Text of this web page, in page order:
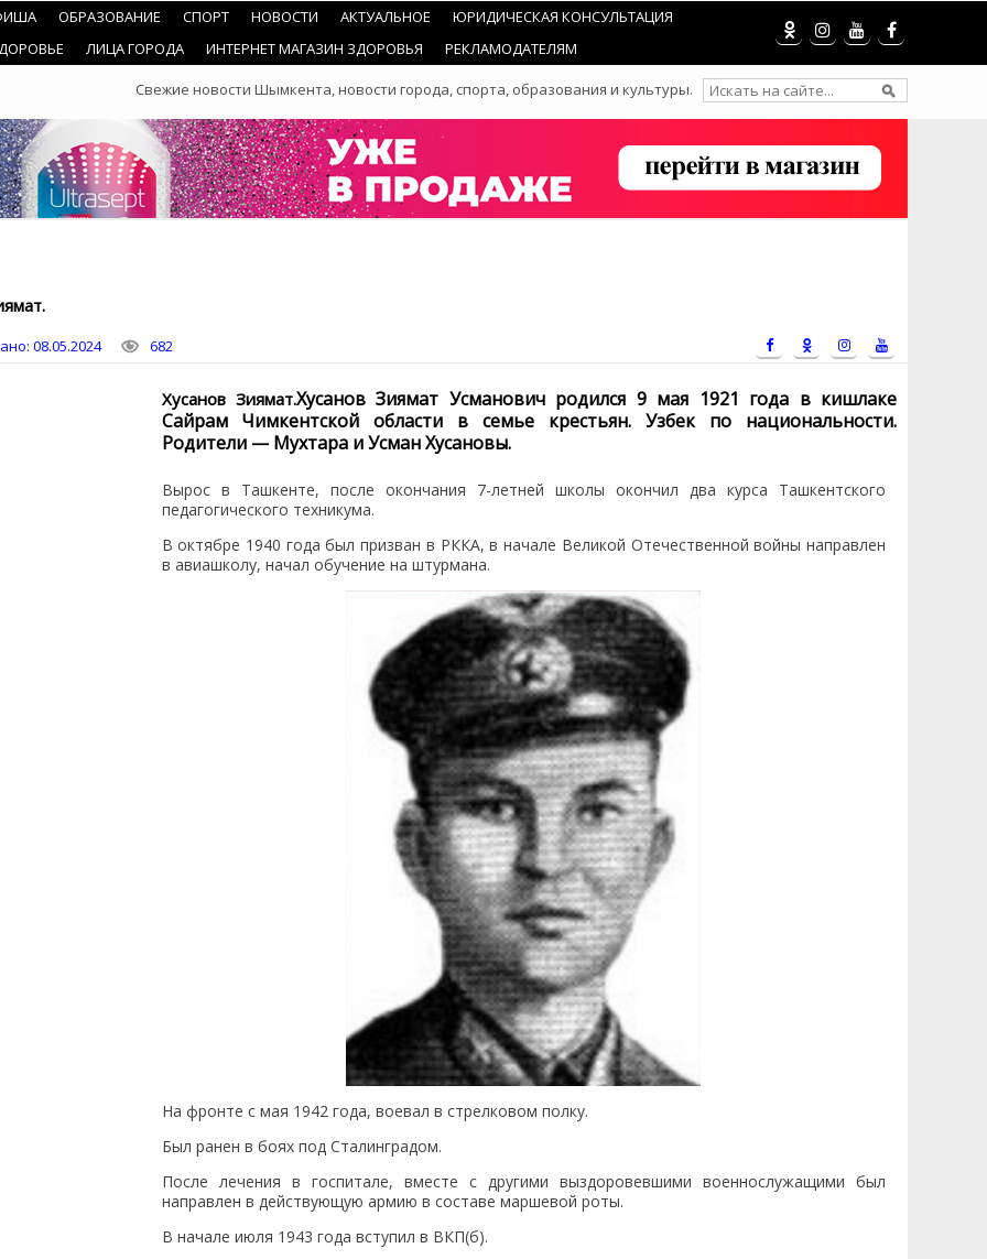
Свежие новости Шымкента, новости города, спорта, образования и культуры.
ОБРАЗОВАНИЕ СПОРТ НОВОСТИ АКТУАЛЬНОЕ
ЮРИДИЧЕСКАЯ КОНСУЛЬТАЦИЯ
ЛИЦА ГОРОДА ИНТЕРНЕТ МАГАЗИН ЗДОРОВЬЯ РЕКЛАМОДАТЕЛЯМ
08.05.2024 682
Хусанов Зиямат.Хусанов Зиямат Усмановичродился 9 мая 1921 года в кишлаке
Сайрам Чимкентской области в семье крестьян. Узбек по национальности.
Родители — Мухтара и Усман Хусановы.
Вырос в Ташкенте, после окончания 7-летней школы окончил два курса Ташкентского
педагогического техникума.
В октябре 1940 года был призван в РККА, в начале Великой Отечественной войны направлен
в авиашколу, начал обучение на штурмана.
На фронте с мая 1942 года, воевал в стрелковом полку.
Был ранен в боях под Сталинградом.
После лечения в госпитале, вместе с другими выздоровевшими военнослужащими был
направлен в действующую армию в составе маршевой роты.
В начале июля 1943 года вступил в ВКП(б).